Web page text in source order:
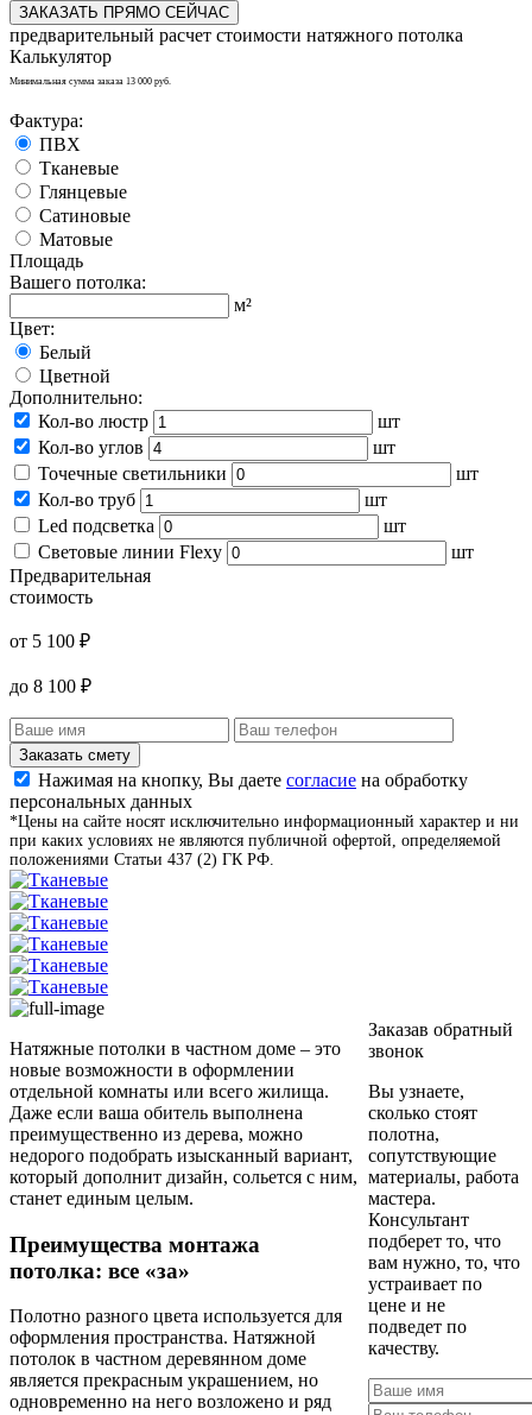
ЗАКАЗАТЬ ПРЯМО СЕЙЧАС
предварительный расчет стоимости натяжного потолка
Калькулятор
Минимальная сумма заказа 13 000 руб.
Фактура:
ПВХ
Тканевые
Глянцевые
Сатиновые
Матовые
Площадь
Вашего потолка:
м²
Цвет:
Белый
Цветной
Дополнительно:
Кол-во люстр
шт
Кол-во углов
шт
Точечные светильники
шт
Кол-во труб
шт
Led подсветка
шт
Световые линии Flexy
шт
Предварительная
стоимость
от 5 100 ₽
до 8 100 ₽
Заказать смету
Нажимая на кнопку, Вы даете согласие на обработку
персональных данных
*Цены на сайте носят исключительно информационный характер и ни
при каких условиях не являются публичной офертой, определяемой
положениями Статьи 437 (2) ГК РФ.
Натяжные потолки в частном доме – это
новые возможности в оформлении
отдельной комнаты или всего жилища.
Даже если ваша обитель выполнена
преимущественно из дерева, можно
недорого подобрать изысканный вариант,
который дополнит дизайн, сольется с ним,
станет единым целым.
Преимущества монтажа
потолка: все «за»
Полотно разного цвета используется для
оформления пространства. Натяжной
потолок в частном деревянном доме
является прекрасным украшением, но
одновременно на него возложено и ряд
Заказав обратный
звонок
Вы узнаете,
сколько стоят
полотна,
сопутствующие
материалы, работа
мастера.
Консультант
подберет то, что
вам нужно, то, что
устраивает по
цене и не
подведет по
качеству.